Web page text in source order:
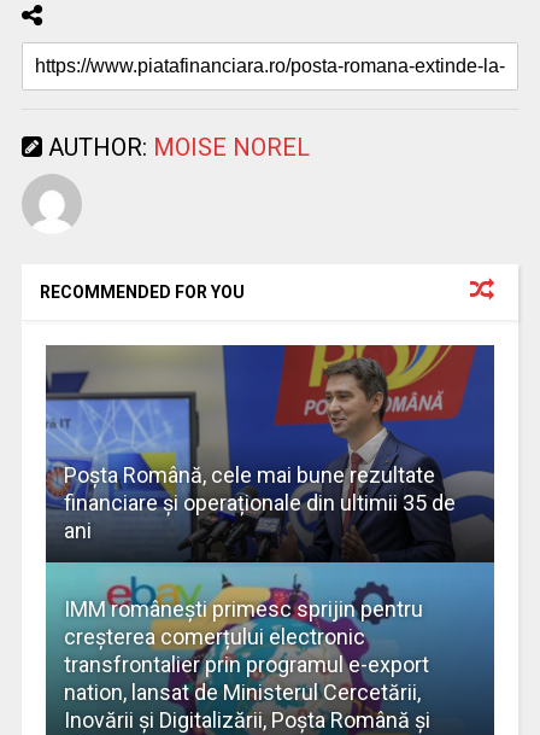
AUTHOR: MOISE NOREL
RECOMMENDED FOR YOU
Poșta Română, cele mai bune rezultate
financiare și operaționale din ultimii 35 de
ani
IMM românești primesc sprijin pentru
creșterea comerțului electronic
transfrontalier prin programul e-export
nation, lansat de Ministerul Cercetării,
Inovării și Digitalizării, Poșta Română și